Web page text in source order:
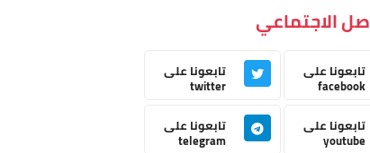
الاجتماعي
تابعونا على
facebook
تابعونا على
twitter
تابعونا على
youtube
تابعونا على
telegram